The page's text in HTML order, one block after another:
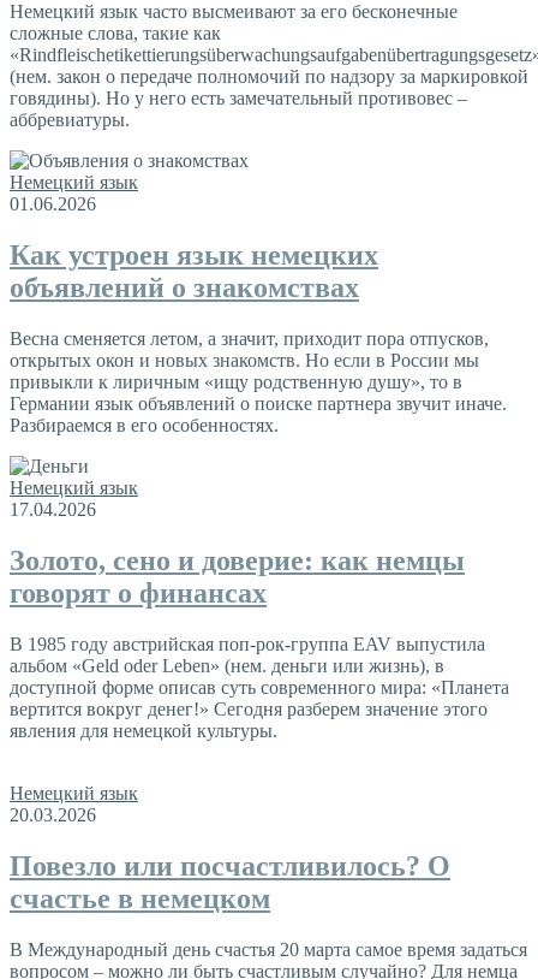
Немецкий язык часто высмеивают за его бесконечные
сложные слова, такие как
(нем. закон о передаче полномочий по надзору за маркировкой
говядины). Но у него есть замечательный противовес –
аббревиатуры.
Немецкий язык
01.06.2026
Как устроен язык немецких
объявлений о знакомствах
Весна сменяется летом, а значит, приходит пора отпусков,
открытых окон и новых знакомств. Но если в России мы
привыкли к лиричным «ищу родственную душу», то в
Германии язык объявлений о поиске партнера звучит иначе.
Разбираемся в его особенностях.
Немецкий язык
17.04.2026
Золото, сено и доверие: как немцы
говорят о финансах
В 1985 году австрийская поп-рок-группа EAV выпустила
альбом «Geld oder Leben» (нем. деньги или жизнь), в
доступной форме описав суть современного мира: «Планета
вертится вокруг денег!» Сегодня разберем значение этого
явления для немецкой культуры.
Немецкий язык
20.03.2026
Повезло или посчастливилось? О
счастье в немецком
В Международный день счастья 20 марта самое время задаться
вопросом – можно ли быть счастливым случайно? Для немца